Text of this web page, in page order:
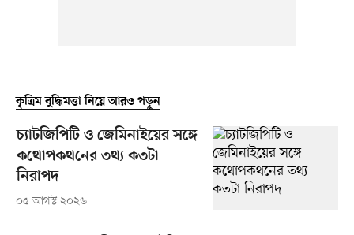
কৃত্রিম বুদ্ধিমত্তা নিয়ে আরও পড়ুন
চ্যাটজিপিটি ও জেমিনাইয়ের সঙ্গে
কথোপকথনের তথ্য কতটা
নিরাপদ
০৫ আগস্ট ২০২৬